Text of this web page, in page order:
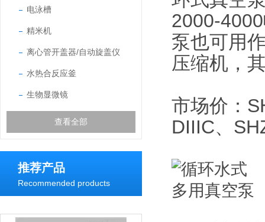
电泳槽
精米机
离心管开盖器/自动旋盖仪
水热合反应釜
生物显微镜
查看全部
推荐产品
Recommended products
2000-
泵也可用
压缩机，
市场价：
DIIIC、